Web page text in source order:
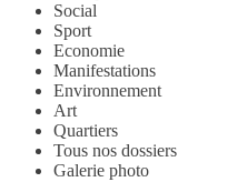
Social
Sport
Economie
Manifestations
Environnement
Art
Quartiers
Tous nos dossiers
Galerie photo